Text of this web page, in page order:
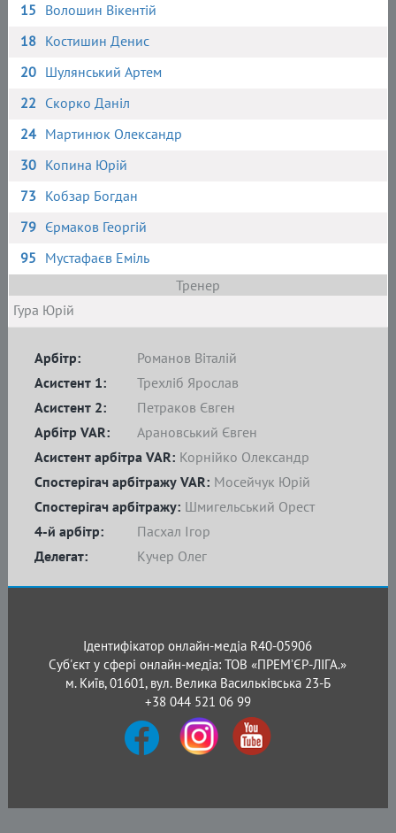
15 Волошин Вікентій
18 Костишин Денис
20 Шулянський Артем
22 Скорко Даніл
24 Мартинюк Олександр
30 Копина Юрій
73 Кобзар Богдан
79 Єрмаков Георгій
95 Мустафаєв Еміль
Тренер
Гура Юрій
Арбітр:
Романов Віталій
Асистент 1:
Трехліб Ярослав
Асистент 2:
Петраков Євген
4-й арбітр:
Пасхал Ігор
Делегат:
Кучер Олег
Спостерігач арбітражу: Шмигельський Орест
Арбітр VAR:
Арановський Євген
Асистент арбітра VAR: Корнійко Олександр
Спостерігач арбітражу VAR: Мосейчук Юрій
Ідентифікатор онлайн-медіа R40-05906
Суб'єкт у сфері онлайн-медіа: ТОВ «ПРЕМ’ЄР-ЛІГА.»
м. Київ, 01601, вул. Велика Васильківська 23-Б
+38 044 521 06 99